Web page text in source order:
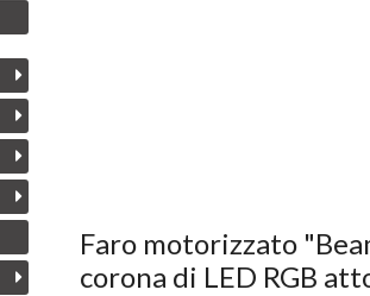
Faro motorizzato
corona di LED RGB